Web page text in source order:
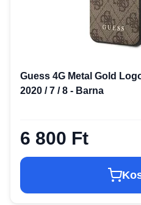
Guess 4G Metal Gold
2020 / 7 / 8 - Barna
6 800 Ft